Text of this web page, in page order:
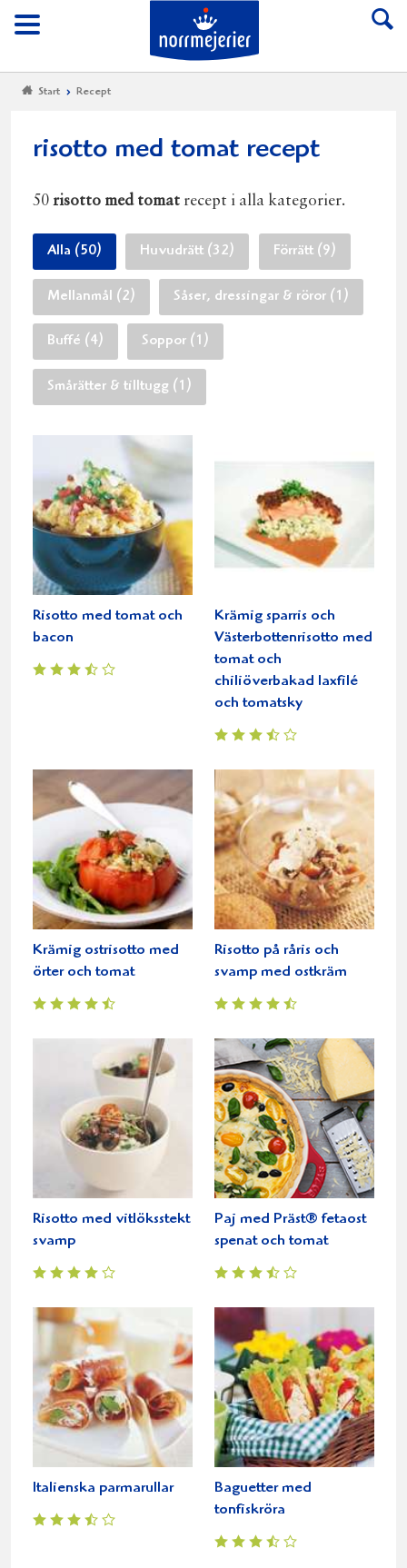
Meny
Till Norrmejerier
Start Recept
risotto med tomat recept
50 risotto med tomat recept i alla kategorier.
Alla (50) Huvudrätt (32) Förrätt (9)
Mellanmål (2) Såser, dressingar & röror (1)
Buffé (4) Soppor (1)
Smårätter & tilltugg (1)
Risotto med tomat och
bacon
Krämig sparris och
Västerbottenrisotto med
tomat och
chiliöverbakad laxfilé
och tomatsky
Krämig ostrisotto med
örter och tomat
Risotto på råris och
svamp med ostkräm
Risotto med vitlöksstekt
svamp
Paj med Präst® fetaost
spenat och tomat
Italienska parmarullar
Baguetter med
tonfiskröra